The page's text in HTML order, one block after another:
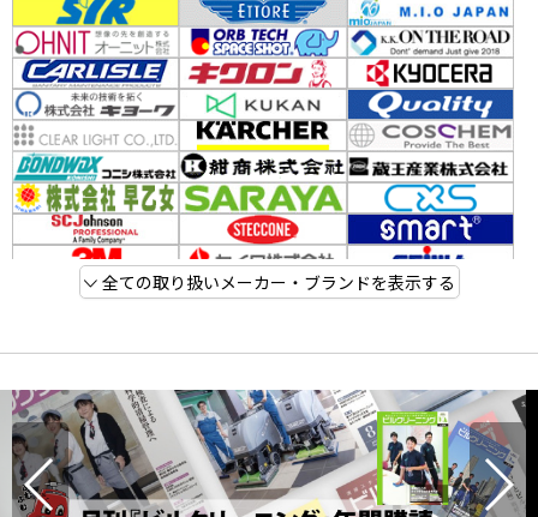
全ての取り扱いメーカー・ブランドを表示する